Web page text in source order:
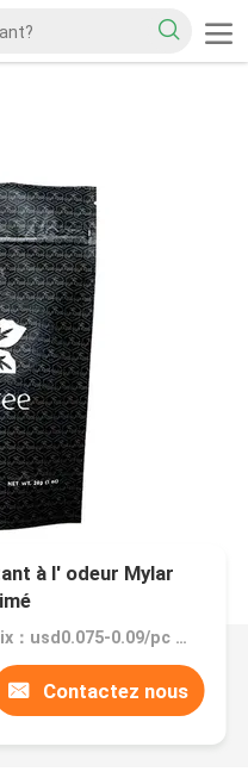
à l' odeur Mylar
Prix：usd0.075-0.09/pc FOB China
Contactez nous